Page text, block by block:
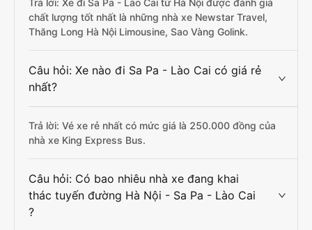
Trả lời: Xe đi Sa Pa - Lào Cai từ Hà Nội được đánh giá
chất lượng tốt nhất là những nhà xe Newstar Travel,
Thăng Long Hà Nội Limousine, Sao Vàng Golink.
Câu hỏi: Xe nào đi Sa Pa - Lào Cai có giá rẻ
nhất?
Trả lời: Vé xe rẻ nhất có mức giá là 250.000 đồng của
nhà xe King Express Bus.
Câu hỏi: Có bao nhiêu nhà xe đang khai
thác tuyến đường Hà Nội - Sa Pa - Lào Cai
?